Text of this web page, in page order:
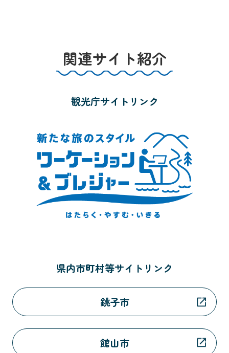
関連サイト紹介
観光庁サイトリンク
県内市町村等サイトリンク
銚子市
館山市